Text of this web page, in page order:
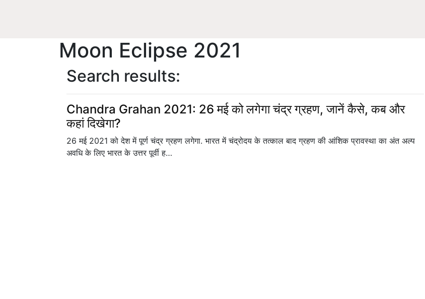
Moon Eclipse 2021
Search results:
Chandra Grahan 2021: 26 मई को लगेगा चंद्र ग्रहण, जानें कैसे, कब और
कहां दिखेगा?
26 मई 2021 को देश में पूर्ण चंद्र ग्रहण लगेगा. भारत में चंद्रोदय के तत्काल बाद ग्रहण की आंशिक प्रावस्था का अंत अल्प
अवधि के लिए भारत के उत्तर पूर्वी ह…